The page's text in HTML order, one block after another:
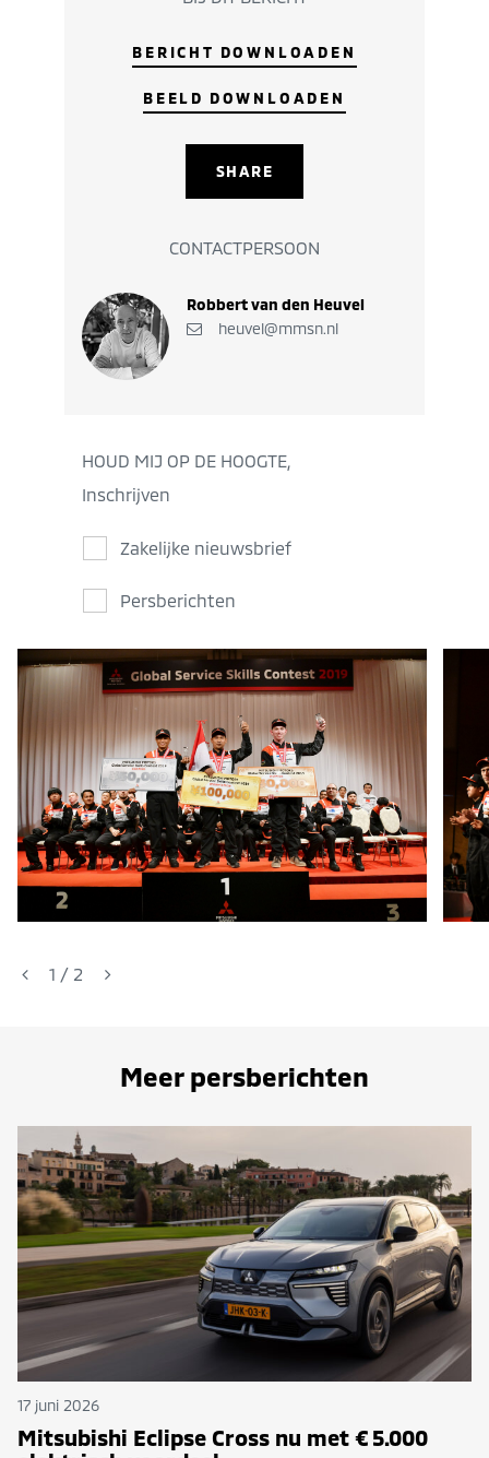
BERICHT DOWNLOADEN
BEELD DOWNLOADEN
SHARE
CONTACTPERSOON
Robbert van den Heuvel
heuvel@mmsn.nl
HOUD MIJ OP DE HOOGTE,
Inschrijven
Zakelijke nieuwsbrief
Persberichten
1 / 2
Meer persberichten
17 juni 2026
Mitsubishi Eclipse Cross nu met € 5.000